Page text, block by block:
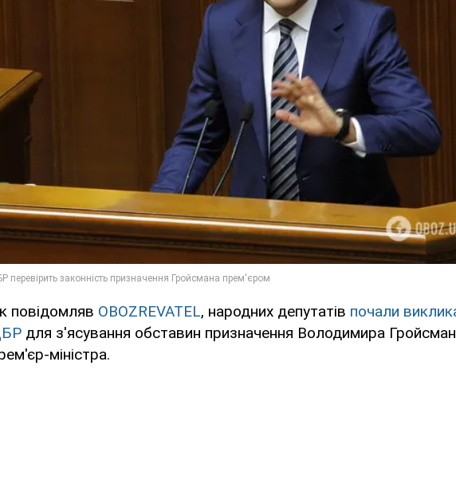
повідомляв OBOZREVATEL, народних депутатів почали
для з'ясування обставин призначення Володимира
міністра.